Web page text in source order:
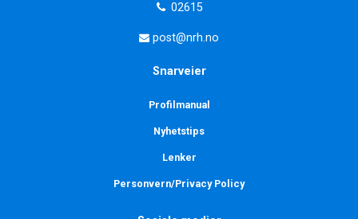
02615
post@nrh.no
Snarveier
Profilmanual
Nyhetstips
Lenker
Personvern/Privacy Policy